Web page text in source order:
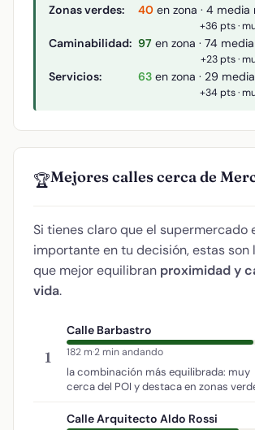
Zonas verdes: 40 en zona · 4 media
+36 pts ·
Caminabilidad: 97 en zona · 74
+23 pts ·
Servicios: 63 en zona · 29
+34 pts ·
🏆Mejores calles cerca de
Si tienes claro que el supermercado
importante en tu decisión, estas son
que mejor equilibran proximidad y
vida.
1
Calle Barbastro
182 m·2 min andando
la combinación más equilibrada: muy
cerca del POI y destaca en zonas
Calle Arquitecto Aldo Rossi